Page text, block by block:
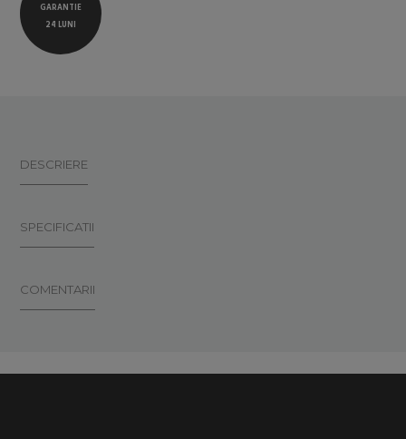
GARANTIE
24 LUNI
DESCRIERE
SPECIFICATII
COMENTARII